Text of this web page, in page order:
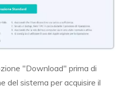
"Download" prima di
del sistema per acquisire il